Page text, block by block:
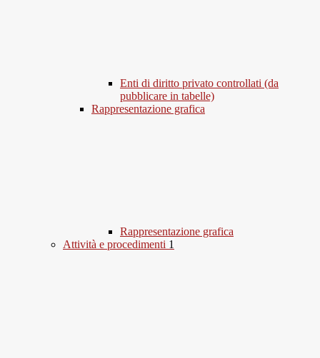
Enti di diritto privato controllati (da
pubblicare in tabelle)
Rappresentazione grafica
Rappresentazione grafica
Attività e procedimenti 1